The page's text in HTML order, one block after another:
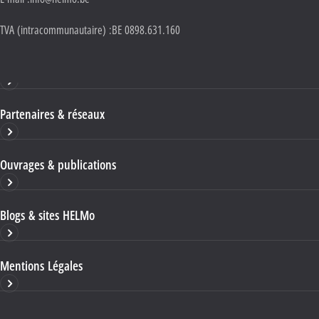
TVA (intracommunautaire) :BE 0898.631.160
Partenaires & réseaux
Ouvrages & publications
Blogs & sites HELMo
Mentions Légales